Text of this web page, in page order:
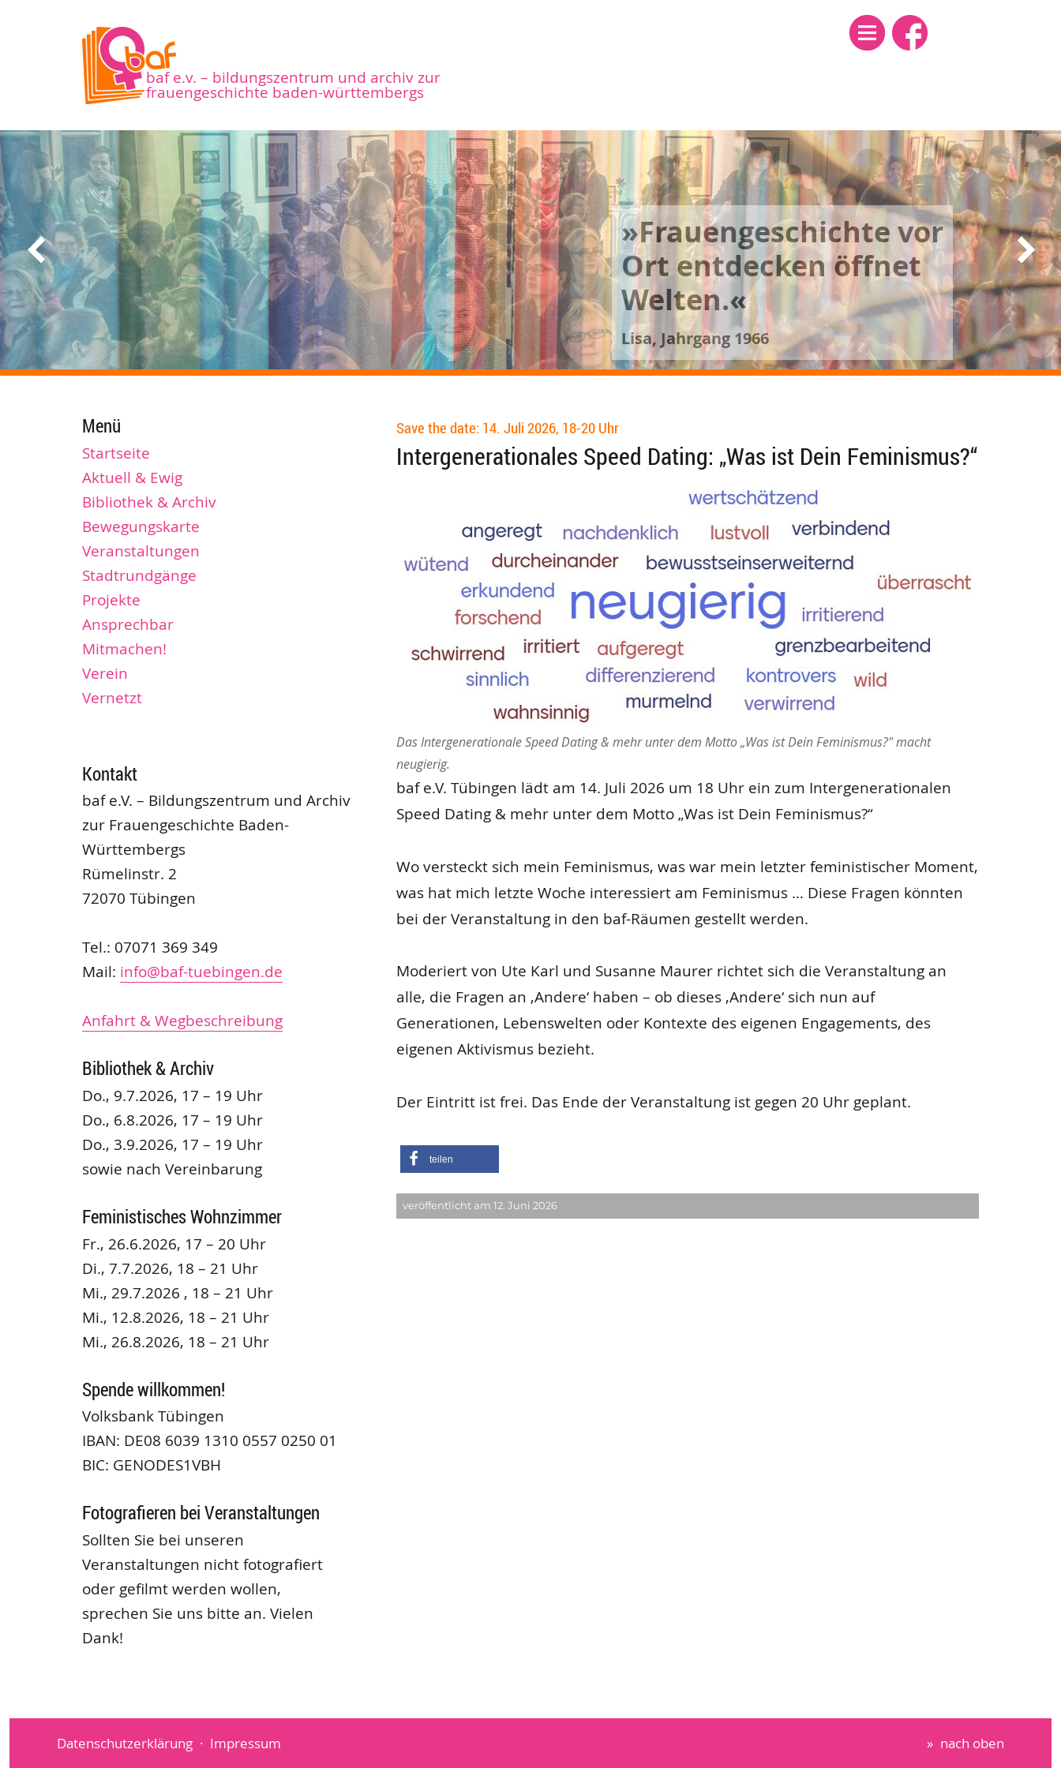
baf e.v. – bildungszentrum und archiv zur
frauengeschichte baden-württembergs
Menü
­»Chancen­­­­gerechtig­­
keit trifft uns alle, sie
ist kein
Frauenthema.«
Ilse, Jahrgang 1938
Save the date: 14. Juli 2026, 18-20 Uhr
Intergenerationales Speed Dating: „Was ist Dein Feminismus?“
Das Intergenerationale Speed Dating & mehr unter dem Motto „Was ist Dein Feminismus?" macht
neugierig.
baf e.V. Tübingen lädt am 14. Juli 2026 um 18 Uhr ein zum Intergenerationalen
Speed Dating & mehr unter dem Motto „Was ist Dein Feminismus?“
Wo versteckt sich mein Feminismus, was war mein letzter feministischer Moment,
was hat mich letzte Woche interessiert am Feminismus … Diese Fragen könnten
bei der Veranstaltung in den baf-Räumen gestellt werden.
Moderiert von Ute Karl und Susanne Maurer richtet sich die Veranstaltung an
alle, die Fragen an ‚Andere‘ haben – ob dieses ‚Andere‘ sich nun auf
Generationen, Lebenswelten oder Kontexte des eigenen Engagements, des
eigenen Aktivismus bezieht.
Der Eintritt ist frei. Das Ende der Veranstaltung ist gegen 20 Uhr geplant.
teilen
veröffentlicht am 12. Juni 2026
Menü
Startseite
Aktuell & Ewig
Bibliothek & Archiv
Bewegungskarte
Veranstaltungen
Stadtrundgänge
Projekte
Ansprechbar
Mitmachen!
Verein
Vernetzt
Kontakt
baf e.V. – Bildungszentrum und Archiv
zur Frauengeschichte Baden-
Württembergs
Rümelinstr. 2
72070 Tübingen
Tel.: 07071 369 349
Mail: info@baf-tuebingen.de
Anfahrt & Wegbeschreibung
Bibliothek & Archiv
Do., 9.7.2026, 17 – 19 Uhr
Do., 6.8.2026, 17 – 19 Uhr
Do., 3.9.2026, 17 – 19 Uhr
sowie nach Vereinbarung
Feministisches Wohnzimmer
Fr., 26.6.2026, 17 – 20 Uhr
Di., 7.7.2026, 18 – 21 Uhr
Mi., 29.7.2026 , 18 – 21 Uhr
Mi., 12.8.2026, 18 – 21 Uhr
Mi., 26.8.2026, 18 – 21 Uhr
Spende willkommen!
Volksbank Tübingen
IBAN: DE08 6039 1310 0557 0250 01
BIC: GENODES1VBH
Fotografieren bei Veranstaltungen
Sollten Sie bei unseren
Veranstaltungen nicht fotografiert
oder gefilmt werden wollen,
sprechen Sie uns bitte an. Vielen
Dank!
Datenschutzerklärung Impressum nach oben